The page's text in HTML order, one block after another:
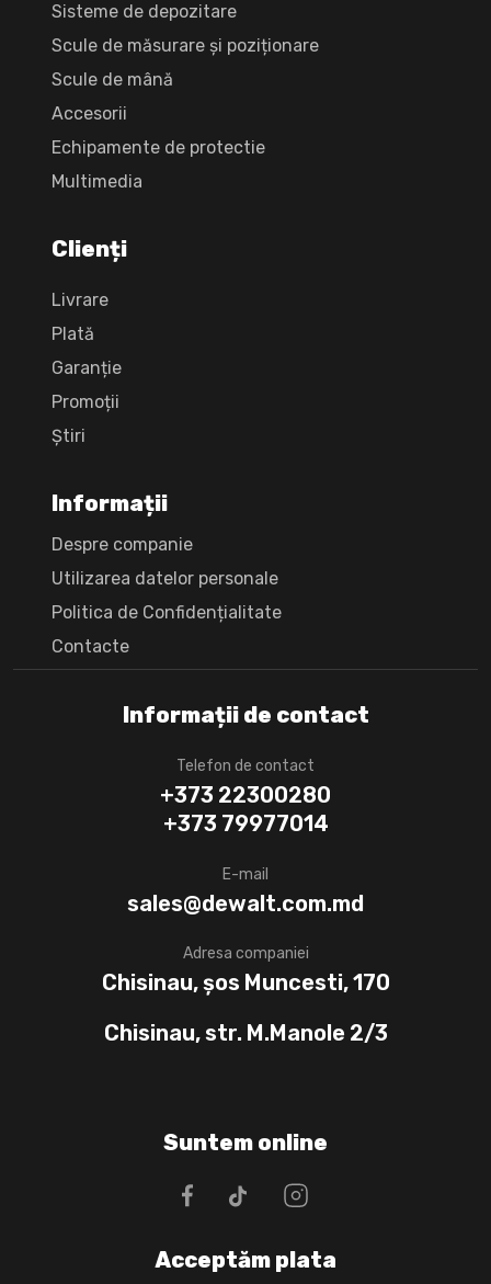
Informații de contact
Telefon de contact
+373 22300280
+373 79977014
E-mail
sales@dewalt.com.md
Adresa companiei
Chisinau, șos Muncesti, 170
Chisinau, str. M.Manole 2/3
Sisteme de depozitare
Scule de măsurare și poziționare
Scule de mână
Accesorii
Echipamente de protectie
Multimedia
Clienți
Livrare
Plată
Garanție
Promoții
Știri
Informații
Despre companie
Utilizarea datelor personale
Politica de Confidențialitate
Сontacte
Suntem online
Acceptăm plata